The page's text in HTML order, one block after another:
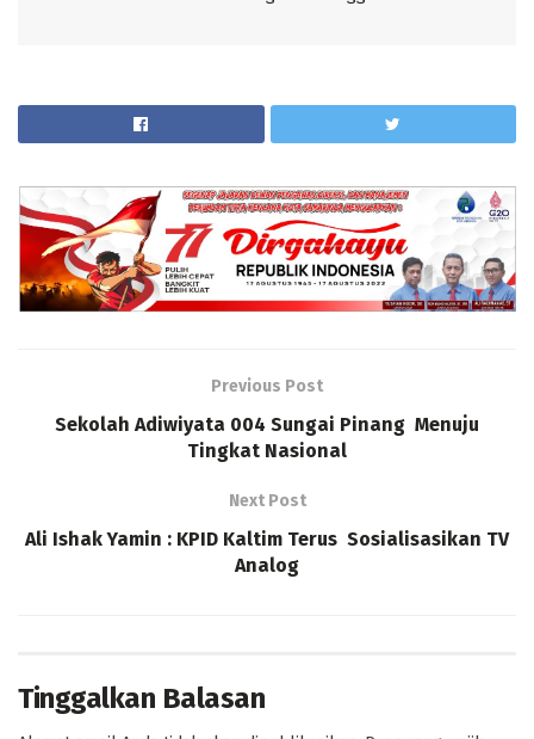
Previous Post
Sekolah Adiwiyata 004 Sungai Pinang Menuju
Tingkat Nasional
Next Post
Ali Ishak Yamin : KPID Kaltim Terus Sosialisasikan TV
Analog
Tinggalkan Balasan